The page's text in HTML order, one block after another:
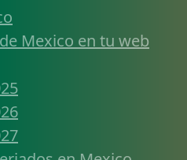
Mexico en tu web